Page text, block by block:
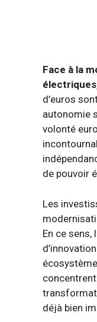
Face à la
d’euros
autonomie
volonté
de pouvoir
Les
En ce
déjà bien